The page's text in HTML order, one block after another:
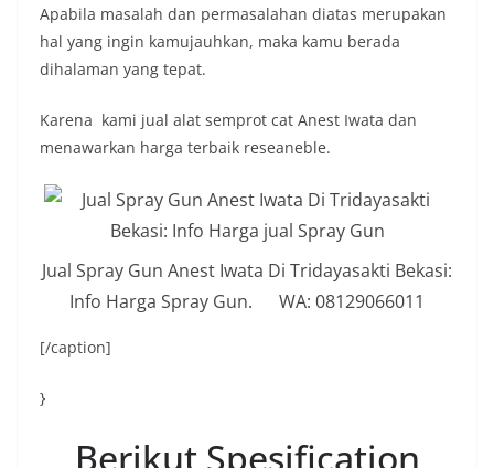
Apabila masalah dan permasalahan diatas merupakan
hal yang ingin kamujauhkan, maka kamu berada
dihalaman yang tepat.
Karena kami jual alat semprot cat Anest Iwata dan
menawarkan harga terbaik reseaneble.
Jual Spray Gun Anest Iwata Di Tridayasakti Bekasi:
Info Harga Spray Gun. WA: 08129066011
[/caption]
}
Berikut Spesification